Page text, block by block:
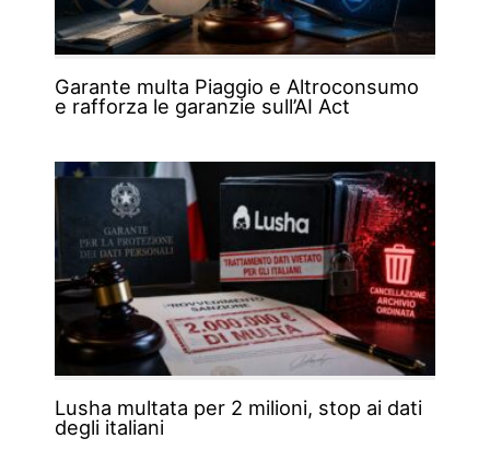
Garante multa Piaggio e Altroconsumo
e rafforza le garanzie sull’AI Act
Lusha multata per 2 milioni, stop ai dati
degli italiani